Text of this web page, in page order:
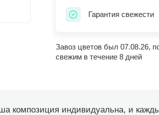
Гарантия свежести
Завоз цветов был 07.08.26,
свежим в течение 8 дней
композиция индивидуальна, и